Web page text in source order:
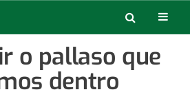
o pallaso que
dentro